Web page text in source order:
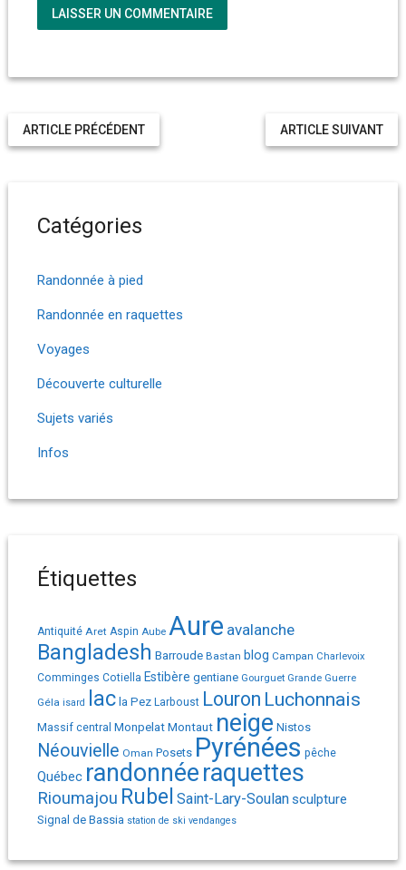
ARTICLE SUIVANT
ARTICLE PRÉCÉDENT
Catégories
Randonnée à pied
Randonnée en raquettes
Voyages
Découverte culturelle
Sujets variés
Infos
Étiquettes
Antiquité Aret Aspin Aube Aure avalanche
Bangladesh Barroude Bastan blog Campan Charlevoix
Comminges Cotiella Estibère gentiane Gourguet Grande Guerre
Géla isard lac la Pez Larboust Louron Luchonnais
Massif central MonpelatMontaut neige Nistos
Néouvielle Oman Posets Pyrénées pêche
Québec randonnéeraquettes
Rioumajou Rubel Saint-Lary-Soulansculpture
Signal de Bassia station de ski vendanges